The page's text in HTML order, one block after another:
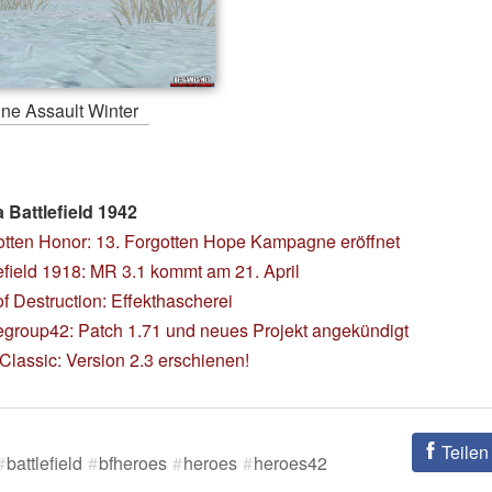
Assault Winter
Battlefield 1942
Honor: 13. Forgotten Hope Kampagne eröffnet
1918: MR 3.1 kommt am 21. April
Destruction: Effekthascherei
Patch 1.71 und neues Projekt angekündigt
Version 2.3 erschienen!
Teilen
battlefield bfheroes heroes heroes42